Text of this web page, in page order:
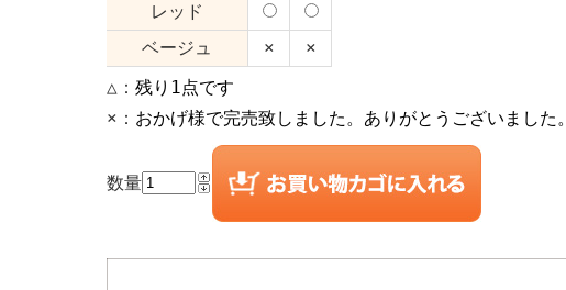
レッド
ベージュ
×
×
△： 残り1点です
×： おかげ様で完売致しました。ありがとうございました。
数量